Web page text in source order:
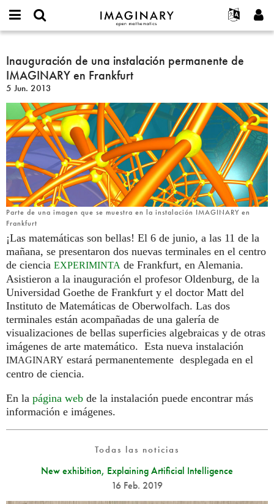
IMAGINARY
open
Français
Deutsch
Español
Türkçe
Programas
Galerías
Películas
Textos
Exposiciones
Más...
Proyectos
Participar
or
username
*
Contraseña
*
Crear nueva cuenta
Solicitar una nueva contraseña
Buscar
Inauguración
de
una
instalación
permanente
de
IMAGINARY
en
Frankfurt
Inauguración de una instalación permanente de
IMAGINARY en Frankfurt
5 Jun. 2013
Parte de una imagen que se muestra en la instalación IMAGINARY en
Frankfurt
¡Las matemáticas son bellas! El 6 de junio, a las 11 de la
mañana, se presentaron dos nuevas terminales en el centro
de ciencia EXPERIMINTA de Frankfurt, en Alemania.
Asistieron a la inauguración el profesor Oldenburg, de la
Universidad Goethe de Frankfurt y el doctor Matt del
Instituto de Matemáticas de Oberwolfach. Las dos
terminales están acompañadas de una galería de
visualizaciones de bellas superficies algebraicas y de otras
imágenes de arte matemático. Esta nueva instalación
IMAGINARY estará permanentemente desplegada en el
centro de ciencia.
En la página web de la instalación puede encontrar más
información e imágenes.
Todas las noticias
New exhibition, Explaining Artificial Intelligence
16 Feb. 2019